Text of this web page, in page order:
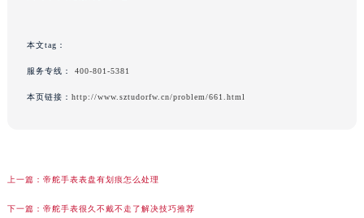
本文tag：
服务专线： 400-801-5381
本页链接： http://www.sztudorfw.cn/problem/661.html
上一篇： 帝舵手表表盘有划痕怎么处理
下一篇： 帝舵手表很久不戴不走了解决技巧推荐